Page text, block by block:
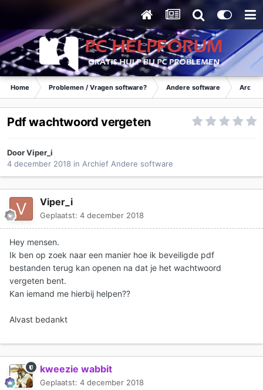
Home Problemen / Vragen software? Andere software
Pdf wachtwoord vergeten
DoorViper_i
4 december 2018 in Archief Andere software
Viper_i
Geplaatst: 4 december 2018
Hey mensen.
Ik ben op zoek naar een manier hoe ik beveiligde pdf
bestanden terug kan openen na dat je het wachtwoord
vergeten bent.
Kan iemand me hierbij helpen??
Alvast bedankt
kweezie wabbit
Geplaatst: 4 december 2018